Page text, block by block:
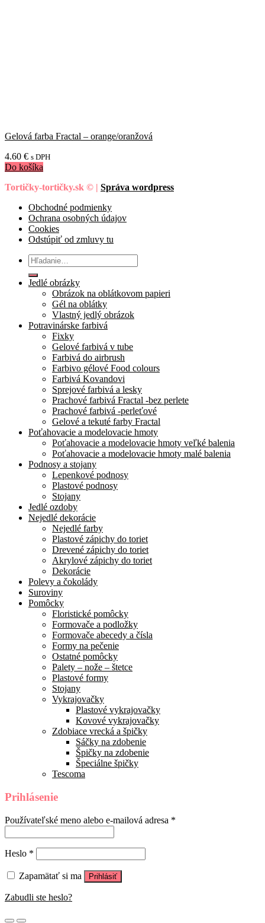
Gelová farba Fractal – orange/oranžová
4.60 € s DPH
Do košíka
Tortičky-tortičky.sk © | Správa wordpress
Obchodné podmienky
Ochrana osobných údajov
Cookies
Odstúpiť od zmluvy tu
Hľadať:
Jedlé obrázky
Obrázok na oblátkovom papieri
Gél na oblátky
Vlastný jedlý obrázok
Potravinárske farbivá
Fixky
Gelové farbivá v tube
Farbivá do airbrush
Farbivo gélové Food colours
Farbivá Kovandovi
Sprejové farbivá a lesky
Prachové farbivá Fractal -bez perlete
Prachové farbivá -perleťové
Gelové a tekuté farby Fractal
Poťahovacie a modelovacie hmoty
Poťahovacie a modelovacie hmoty veľké balenia
Poťahovacie a modelovacie hmoty malé balenia
Podnosy a stojany
Lepenkové podnosy
Plastové podnosy
Stojany
Jedlé ozdoby
Nejedlé dekorácie
Nejedlé farby
Plastové zápichy do toriet
Drevené zápichy do toriet
Akrylové zápichy do toriet
Dekorácie
Polevy a čokolády
Suroviny
Pomôcky
Floristické pomôcky
Formovače a podložky
Formovače abecedy a čísla
Formy na pečenie
Ostatné pomôcky
Palety – nože – štetce
Plastové formy
Stojany
Vykrajovačky
Plastové vykrajovačky
Kovové vykrajovačky
Zdobiace vrecká a špičky
Sáčky na zdobenie
Špičky na zdobenie
Špeciálne špičky
Tescoma
Prihlásenie
Používateľské meno alebo e-mailová adresa *
Heslo *
Zapamätať si ma Prihlásiť
Zabudli ste heslo?